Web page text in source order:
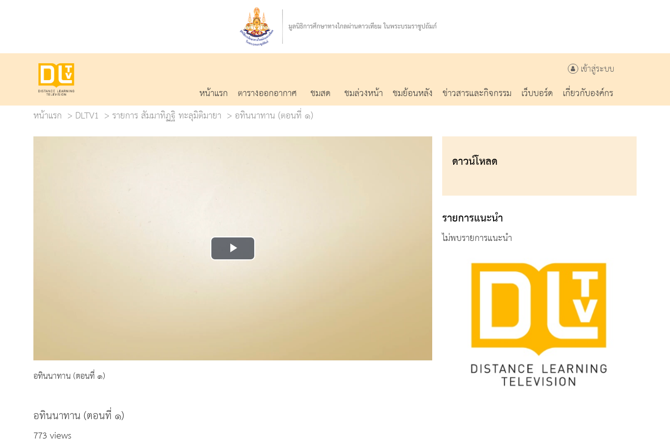
เข้าสู่ระบบ
หน้าแรก ตารางออกอากาศ ชมสด ชมล่วงหน้า ชมย้อนหลัง ข่าวสารและกิจกรรม เว็บบอร์ด
เกี่ยวกับองค์กร
หน้าแรก
DLTV1 รายการ สัมมาทิฏฐิ ทะลุมิติมายา อทินนาทาน (ตอนที่ ๑)
Play
อทินนาทาน (ตอนที่ ๑)
อทินนาทาน (ตอนที่ ๑)
773 views
ดาวน์โหลด
รายการแนะนำ
ไม่พบรายการแนะนำ